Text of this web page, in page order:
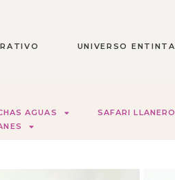
UNIVERSO ENTINTA
AGUAS
SAFARI LLANERO